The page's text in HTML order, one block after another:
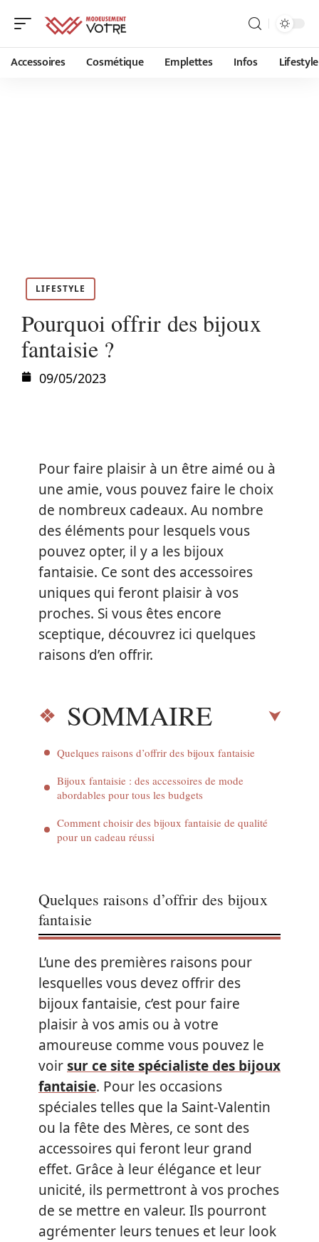
Accessoires Cosmétique Emplettes Infos Lifestyle
LIFESTYLE
Pourquoi offrir des bijoux
fantaisie ?
09/05/2023
Pour faire plaisir à un être aimé ou à
une amie, vous pouvez faire le choix
de nombreux cadeaux. Au nombre
des éléments pour lesquels vous
pouvez opter, il y a les bijoux
fantaisie. Ce sont des accessoires
uniques qui feront plaisir à vos
proches. Si vous êtes encore
sceptique, découvrez ici quelques
raisons d’en offrir.
SOMMAIRE
Quelques raisons d’offrir des bijoux fantaisie
Bijoux fantaisie : des accessoires de mode
abordables pour tous les budgets
Comment choisir des bijoux fantaisie de qualité
pour un cadeau réussi
Quelques raisons d’offrir des bijoux
fantaisie
L’une des premières raisons pour
lesquelles vous devez offrir des
bijoux fantaisie, c’est pour faire
plaisir à vos amis ou à votre
amoureuse comme vous pouvez le
voirsur ce site spécialiste des bijoux
fantaisie. Pour les occasions
spéciales telles que la Saint-Valentin
ou la fête des Mères, ce sont des
accessoires qui feront leur grand
effet. Grâce à leur élégance et leur
unicité, ils permettront à vos proches
de se mettre en valeur. Ils pourront
agrémenter leurs tenues et leur look